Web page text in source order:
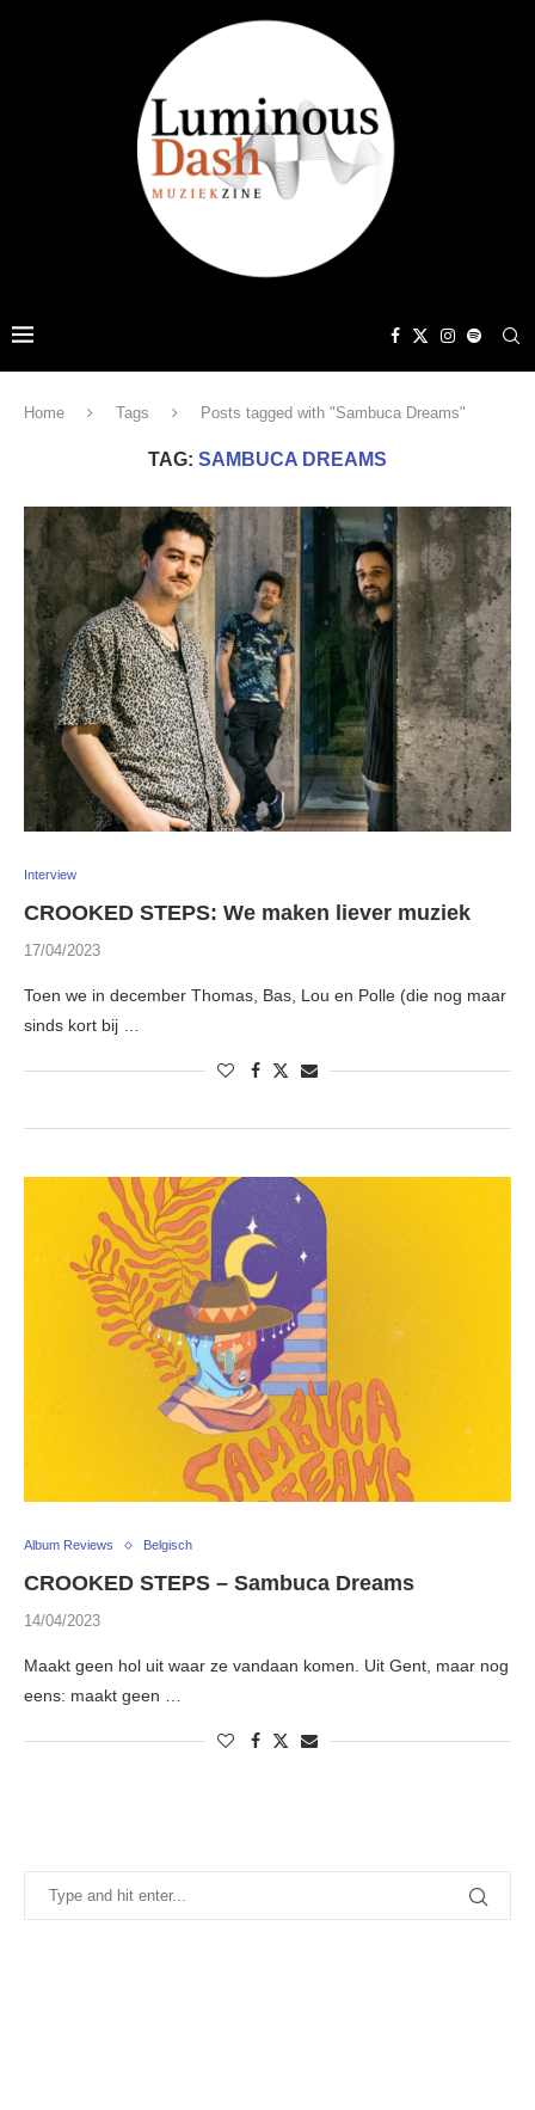
Home Tags Posts tagged with "Sambuca Dreams"
TAG: SAMBUCA DREAMS
Interview
CROOKED STEPS: We maken liever muziek
17/04/2023
Toen we in december Thomas, Bas, Lou en Polle (die nog maar
sinds kort bij …
Album Reviews Belgisch
CROOKED STEPS – Sambuca Dreams
14/04/2023
Maakt geen hol uit waar ze vandaan komen. Uit Gent, maar nog
eens: maakt geen …